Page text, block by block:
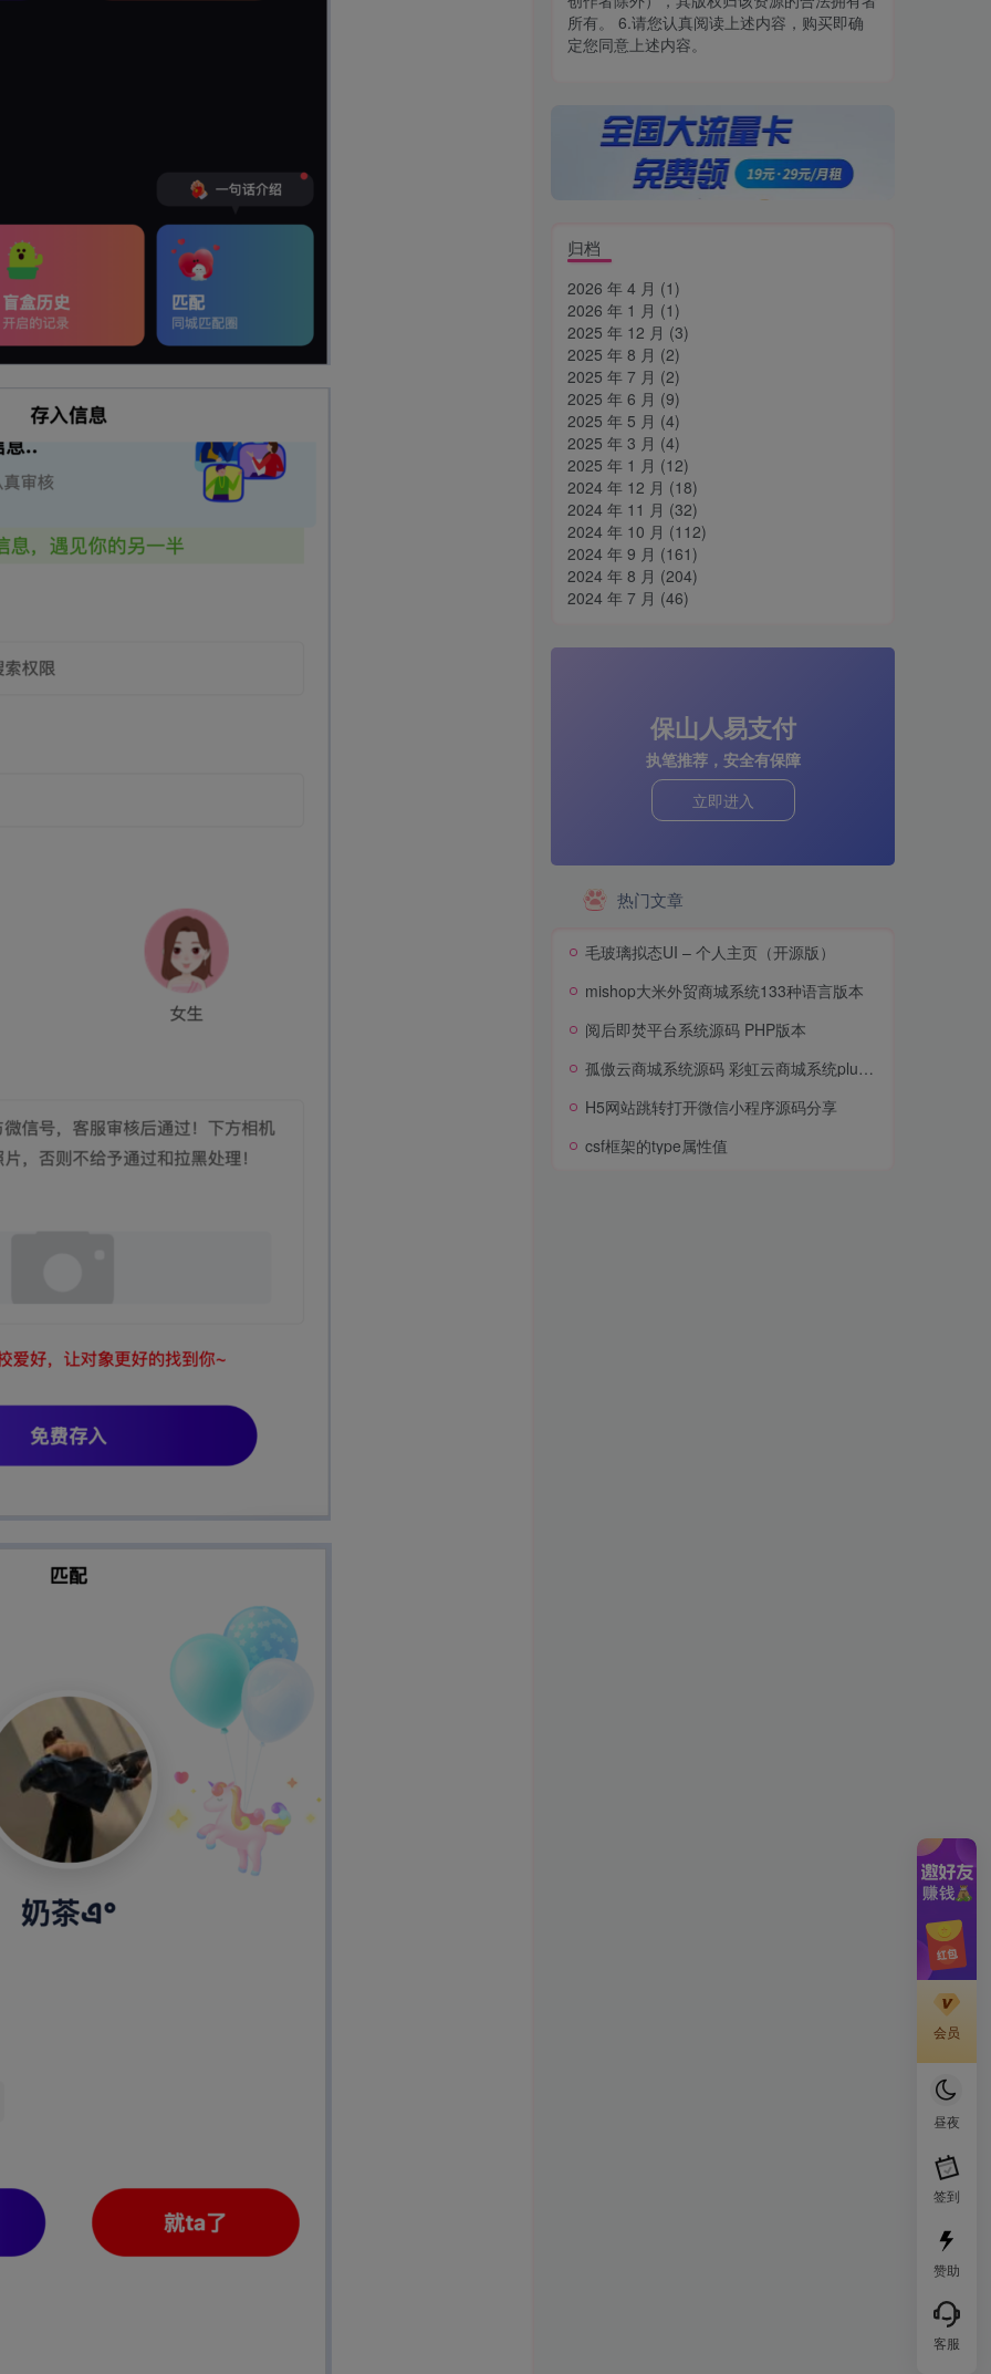
所有。 6.请您认真阅读上述内容，购买即确
定您同意上述内容。
归档
2026 年 4 月 (1)
2026 年 1 月 (1)
2025 年 12 月 (3)
2025 年 8 月 (2)
2025 年 7 月 (2)
2025 年 6 月 (9)
2025 年 5 月 (4)
2025 年 3 月 (4)
2025 年 1 月 (12)
2024 年 12 月 (18)
2024 年 11 月 (32)
2024 年 10 月 (112)
2024 年 9 月 (161)
2024 年 8 月 (204)
2024 年 7 月 (46)
保山人易支付
执笔推荐，安全有保障
立即进入
热门文章
毛玻璃拟态UI – 个人主页（开源版）
mishop大米外贸商城系统133种语言版本
阅后即焚平台系统源码 PHP版本
孤傲云商城系统源码 彩虹云商城系统plus史诗级增强版
H5网站跳转打开微信小程序源码分享
csf框架的type属性值
会员
昼夜
签到
赞助
客服